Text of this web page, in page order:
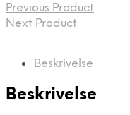
Previous Product
Next Product
Beskrivelse
Beskrivelse